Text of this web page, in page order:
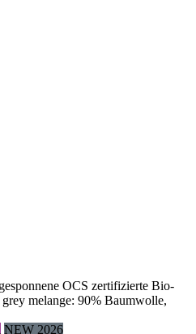
OCS zertifizierte Bio-
melange: 90% Baumwolle,
NEW 2026